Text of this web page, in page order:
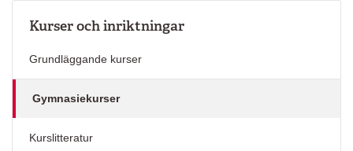
Engelska 6
Historia 1b
Matematik
Matematik 2a, b, c
Kurser och inriktningar
Grundläggande kurser
Gymnasiekurser
Kurslitteratur